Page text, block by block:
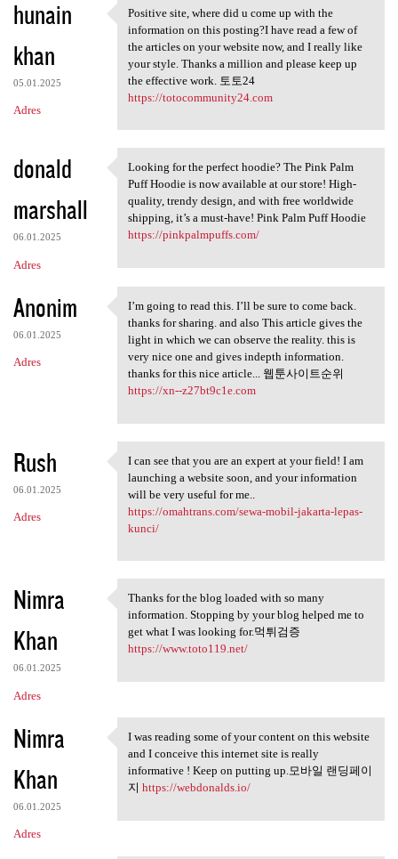
hunain
khan
05.01.2025
Adres
Positive site, where did u
Positive site, where did u come up with the
information on this posting?I have read a few of
the articles on your website now, and I really like
your style. Thanks a million and please keep up
the effective work. 토토24
https://totocommunity24.com
donald
marshall
06.01.2025
Adres
Looking for the perfect
Looking for the perfect hoodie? The Pink Palm
Puff Hoodie is now available at our store! High-
quality, trendy design, and with free worldwide
shipping, it’s a must-have! Pink Palm Puff Hoodie
https://pinkpalmpuffs.com/
Anonim
06.01.2025
Adres
I’m going to read this. I’ll
I’m going to read this. I’ll be sure to come back.
thanks for sharing. and also This article gives the
light in which we can observe the reality. this is
very nice one and gives indepth information.
thanks for this nice article... 웹툰사이트순위
https://xn--z27bt9c1e.com
Rush
06.01.2025
Adres
I can see that you are an
I can see that you are an expert at your field! I am
launching a website soon, and your information
will be very useful for me..
https://omahtrans.com/sewa-mobil-jakarta-lepas-
kunci/
Nimra
Khan
06.01.2025
Adres
Thanks for the blog loaded
Thanks for the blog loaded with so many
information. Stopping by your blog helped me to
get what I was looking for.먹튀검증
https://www.toto119.net/
Nimra
Khan
06.01.2025
Adres
I was reading some of your
I was reading some of your content on this website
and I conceive this internet site is really
informative ! Keep on putting up.모바일 랜딩페이
지 https://webdonalds.io/